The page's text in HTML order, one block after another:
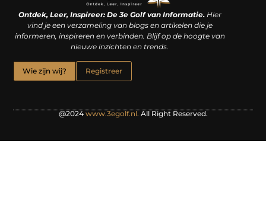
Ontdek, Leer, Inspireer: De 3e Golf van Informatie.Hier
vind je een verzameling van blogs en artikelen die je
informeren, inspireren en verbinden. Blijf op de hoogte van
nieuwe inzichten en trends.
Wie zijn wij? Registreer
@2024 www.3egolf.nl. All Right Reserved.